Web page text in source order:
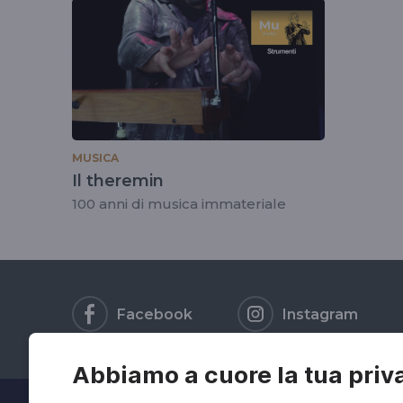
Abbiamo a cuore la tua
tag
#clararockmore
MUSICA
Il theremin
100 anni di musica immateriale
Facebook Instagram